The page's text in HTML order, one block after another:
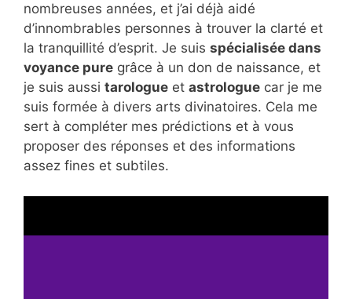
nombreuses années, et j’ai déjà aidé
d’innombrables personnes à trouver la clarté et
la tranquillité d’esprit. Je suis spécialisée dans
voyance pure grâce à un don de naissance, et
je suis aussi tarologue et astrologue car je me
suis formée à divers arts divinatoires. Cela me
sert à compléter mes prédictions et à vous
proposer des réponses et des informations
assez fines et subtiles.